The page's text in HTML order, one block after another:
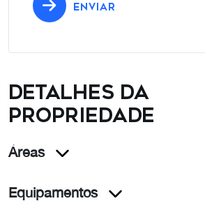
ENVIAR
Detalhes da
propriedade
Áreas
Equipamentos